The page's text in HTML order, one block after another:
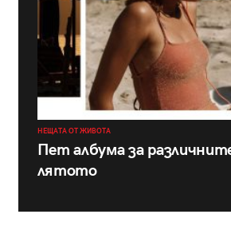
НЕЩАТА ОТ ЖИВОТА
Пет албума за
лятото